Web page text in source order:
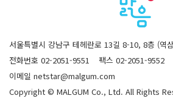
서울특별시 강남구 테헤란로 13길 8-10, 8층 (역
전화번호 02-2051-9551
팩스 02-2051-9552
이메일 netstar@malgum.com
Copyright © MALGUM Co., Ltd. All Rights